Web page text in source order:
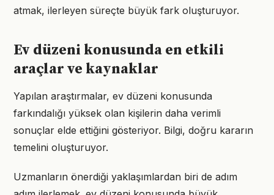
atmak, ilerleyen süreçte büyük fark oluşturuyor.
Ev düzeni konusunda en etkili
araçlar ve kaynaklar
Yapılan araştırmalar, ev düzeni konusunda
farkındalığı yüksek olan kişilerin daha verimli
sonuçlar elde ettiğini gösteriyor. Bilgi, doğru kararın
temelini oluşturuyor.
Uzmanların önerdiği yaklaşımlardan biri de adım